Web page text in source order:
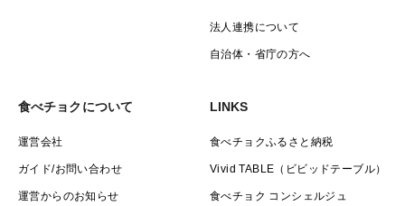
法人連携について
自治体・省庁の方へ
食べチョクについて
運営会社
ガイド/お問い合わせ
運営からのお知らせ
LINKS
食べチョクふるさと納税
Vivid TABLE（ビビッドテーブル）
食べチョク コンシェルジュ